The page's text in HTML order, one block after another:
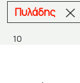
Πυλάδης